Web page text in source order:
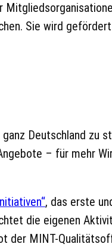
Sie wird
Deutschland zu
– für mehr
, das erste
die eigenen
der MINT-